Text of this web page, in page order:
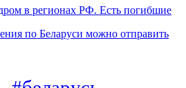
в регионах РФ. Есть погибшие
по Беларуси можно отправить